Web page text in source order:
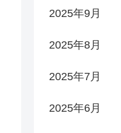
2025年9月
2025年8月
2025年7月
2025年6月